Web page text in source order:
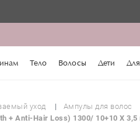
♥️ По
Тело Волосы Дети
уход
Ампулы для волос
+ Anti-Hair Loss) 1300/ 10+10 Х